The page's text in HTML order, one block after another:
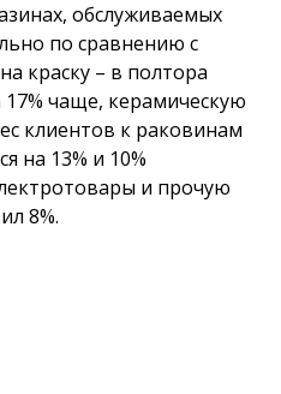
обслуживаемых
по сравнению с
краску – в полтора
чаще, керамическую
клиентов к раковинам
на 13% и 10%
и прочую
8%.